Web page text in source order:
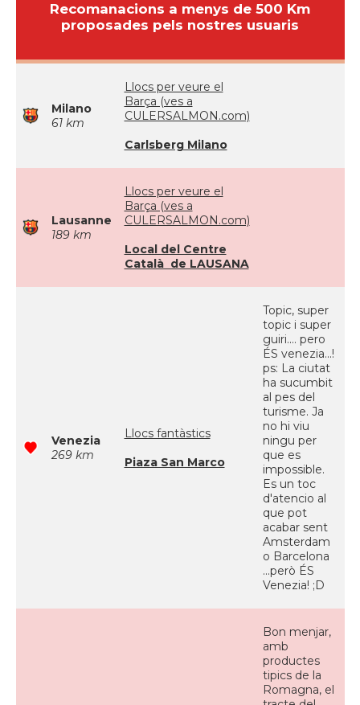
Recomanacions a menys de 500 Km
proposades pels nostres usuaris
Milano
61 km
Llocs per veure el
Barça (ves a
CULERSALMON.com)
Carlsberg Milano
Lausanne
189 km
Llocs per veure el
Barça (ves a
CULERSALMON.com)
Local del Centre
Català de LAUSANA
Venezia
269 km
Llocs fantàstics
Piaza San Marco
Topic, super
topic i super
guiri.... pero
ÉS venezia...!
ps: La ciutat
ha sucumbit
al pes del
turisme. Ja
no hi viu
ningu per
que es
impossible.
Es un toc
d'atencio al
que pot
acabar sent
Amsterdam
o Barcelona
...però ÉS
Venezia! ;D
Bon menjar,
amb
productes
tipics de la
Romagna, el